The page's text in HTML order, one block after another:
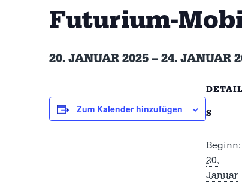
Futurium-
20. JANUAR 2025–24. JANUAR
Zum Kalender hinzufügen
DETAIL
S
Beginn:
20.
Januar